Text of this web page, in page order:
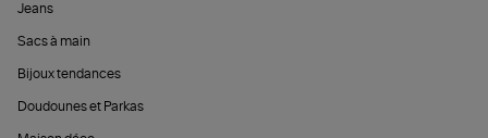
Jeans
Sacs à main
Bijoux tendances
Doudounes et Parkas